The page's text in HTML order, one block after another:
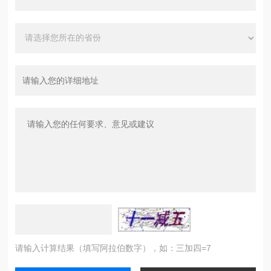
请输入计算结果（填写阿拉伯数字），如：三加四=7